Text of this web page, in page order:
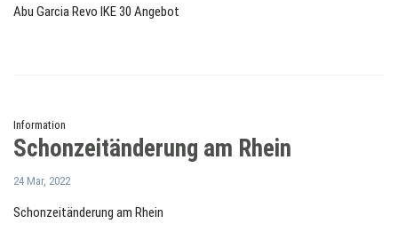
Abu Garcia Revo IKE 30 Angebot
Information
Schonzeitänderung am Rhein
24 Mar, 2022
Schonzeitänderung am Rhein